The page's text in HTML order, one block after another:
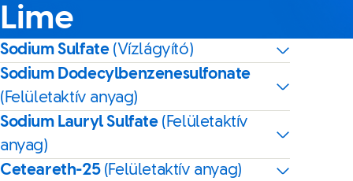
Lime
Sodium Sulfate (Vízlágyító)
Sodium Dodecylbenzenesulfonate
(Felületaktív anyag)
Sodium Lauryl Sulfate (Felületaktív
anyag)
Ceteareth-25 (Felületaktív anyag)